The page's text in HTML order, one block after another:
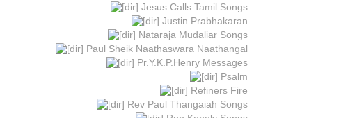
Jesus Calls Tamil Songs
Justin Prabhakaran
Nataraja Mudaliar Songs
Paul Sheik Naathaswara Naathangal
Pr.Y.K.P.Henry Messages
Psalm
Refiners Fire
Rev Paul Thangaiah Songs